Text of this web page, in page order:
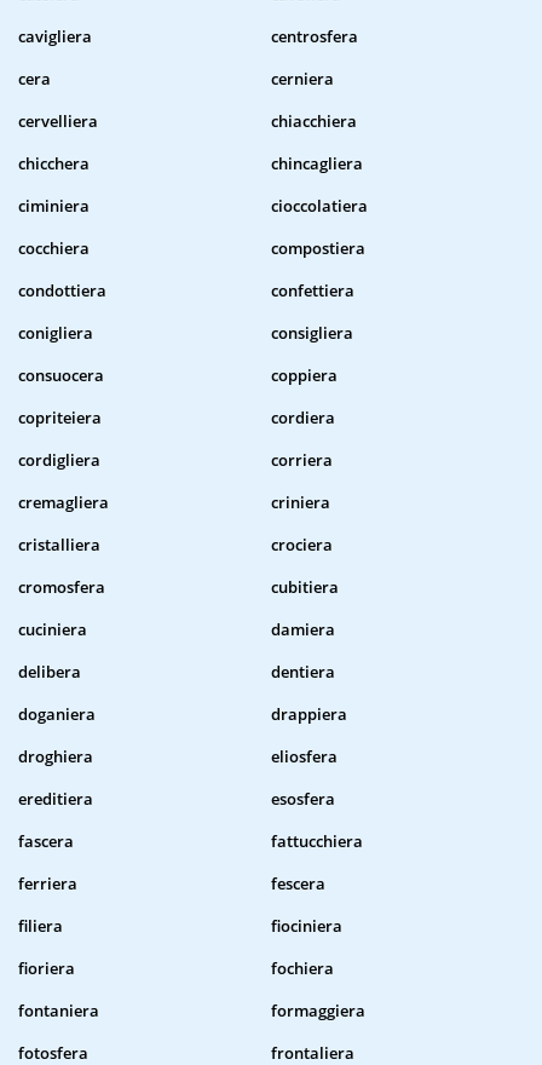
cavigliera
centrosfera
cera
cerniera
cervelliera
chiacchiera
chicchera
chincagliera
ciminiera
cioccolatiera
cocchiera
compostiera
condottiera
confettiera
conigliera
consigliera
consuocera
coppiera
copriteiera
cordiera
cordigliera
corriera
cremagliera
criniera
cristalliera
crociera
cromosfera
cubitiera
cuciniera
damiera
delibera
dentiera
doganiera
drappiera
droghiera
eliosfera
ereditiera
esosfera
fascera
fattucchiera
ferriera
fescera
filiera
fiociniera
fioriera
fochiera
fontaniera
formaggiera
fotosfera
frontaliera